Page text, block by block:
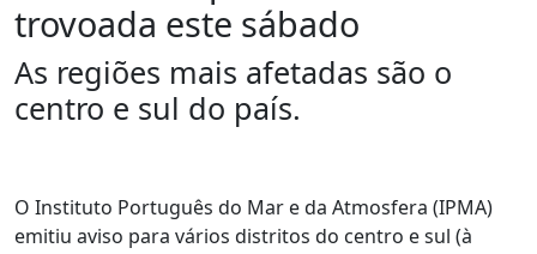
trovoada este sábado
As regiões mais afetadas são o
centro e sul do país.
O Instituto Português do Mar e da Atmosfera (IPMA)
emitiu aviso para vários distritos do centro e sul (à